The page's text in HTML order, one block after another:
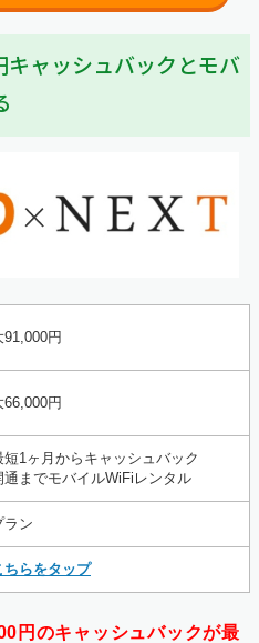
サイト
キャッシュバックとモバ
91,000円
66,000円
短1ヶ月からキャッシュバック
通までモバイルWiFiレンタル
ラン
らをタップ
円のキャッシュバックが最